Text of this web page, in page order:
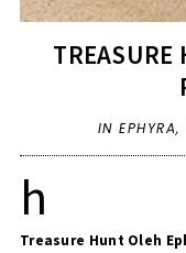
TREASURE
IN EPHYRA,
h
Treasure Hunt Oleh